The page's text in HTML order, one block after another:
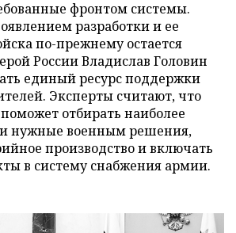
фронтом системы.
разработки и ее
по-прежнему остается
России Владислав Головин
единый ресурс поддержки
Эксперты считают, что
отбирать наиболее
нужные военным решения,
производство и включать
в систему снабжения армии.